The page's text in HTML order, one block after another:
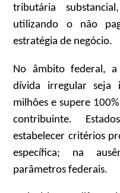
tributária
utilizando o não
estratégia de negócio.
No âmbito federal, a
dívida irregular
milhões e supere
contribuinte.
estabelecer critérios
específica; na
parâmetros federais.